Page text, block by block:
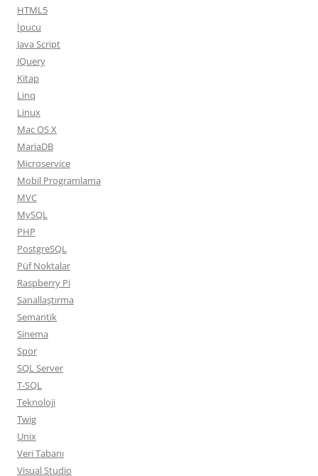
HTML5
İpucu
Java Script
JQuery
Kitap
Linq
Linux
Mac OS X
MariaDB
Microservice
Mobil Programlama
MVC
MySQL
PHP
PostgreSQL
Püf Noktalar
Raspberry Pi
Sanallaştırma
Semantik
Sinema
Spor
SQL Server
T-SQL
Teknoloji
Twig
Unix
Veri Tabanı
Visual Studio